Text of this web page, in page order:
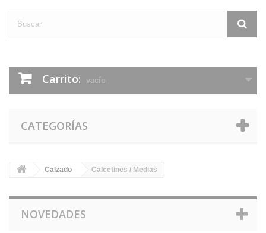
Carrito: vacío
CATEGORÍAS
Calzado Calcetines / Medias
NOVEDADES